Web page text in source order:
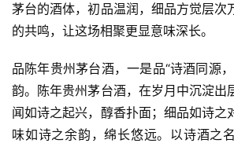
茅台的酒体，初品温润，细品方觉层次
的共鸣，让这场相聚更显意味深长。
品陈年贵州茅台酒，一是品“诗酒同源
韵。陈年贵州茅台酒，在岁月中沉淀出
闻如诗之起兴，醇香扑面；细品如诗之
味如诗之余韵，绵长悠远。以诗酒之